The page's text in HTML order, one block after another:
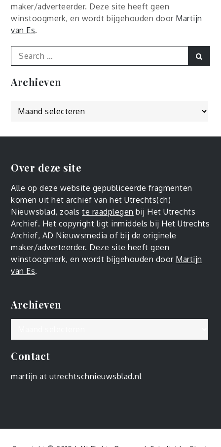
maker/adverteerder. Deze site heeft geen
winstoogmerk, en wordt bijgehouden door Martijn
van Es.
Search
for:
Archieven
Over deze site
Alle op deze website gepubliceerde fragmenten
komen uit het archief van het Utrechts(ch)
Nieuwsblad, zoalste raadplegen bij Het Utrechts
Archief. Het copyright ligt inmiddels bij Het Utrechts
Archief, AD Nieuwsmedia of bij de originele
maker/adverteerder. Deze site heeft geen
winstoogmerk, en wordt bijgehouden door Martijn
van Es.
Archieven
Contact
martijn at utrechtschnieuwsblad.nl